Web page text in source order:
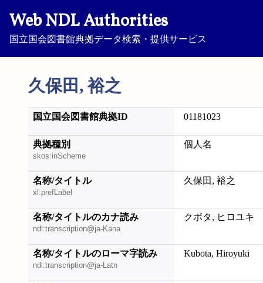
Web NDL Authorities
国立国会図書館典拠データ検索・提供サービス
久保田, 裕之
国立国会図書館典拠ID 01181023
典拠種別
skos:inScheme
個人名
名称/タイトル
xl:prefLabel
久保田, 裕之
名称/タイトルのカナ読み
ndl:transcription@ja-Kana
クボタ, ヒロユキ
名称/タイトルのローマ字読み
ndl:transcription@ja-Latn
Kubota, Hiroyuki